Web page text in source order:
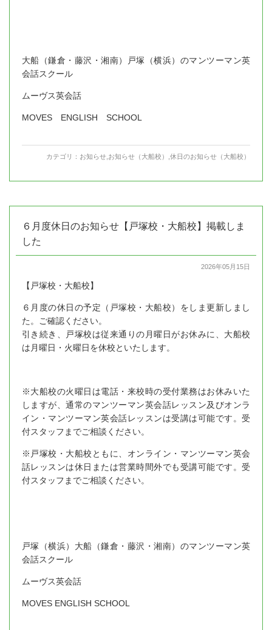
大船（鎌倉・藤沢・湘南）戸塚（横浜）のマンツーマン英
会話スクール
ムーヴス英会話
MOVES ENGLISH SCHOOL
カテゴリ： お知らせ お知らせ（大船校） 休日のお知らせ（大船校）
６月度休日のお知らせ【戸塚校・大船校】掲載しま
した
2026年05月15日
【戸塚校・大船校】
６月度の休日の予定（戸塚校・大船校）をしま更新しまし
た。ご確認ください。
引き続き、戸塚校は従来通りの月曜日がお休みに、大船校
は月曜日・火曜日を休校といたします。
※大船校の火曜日は電話・来校時の受付業務はお休みいた
しますが、通常のマンツーマン英会話レッスン及びオンラ
イン・マンツーマン英会話レッスンは受講は可能です。受
付スタッフまでご相談ください。
※戸塚校・大船校ともに、オンライン・マンツーマン英会
話レッスンは休日または営業時間外でも受講可能です。受
付スタッフまでご相談ください。
戸塚（横浜）大船（鎌倉・藤沢・湘南）のマンツーマン英
会話スクール
ムーヴス英会話
MOVES ENGLISH SCHOOL